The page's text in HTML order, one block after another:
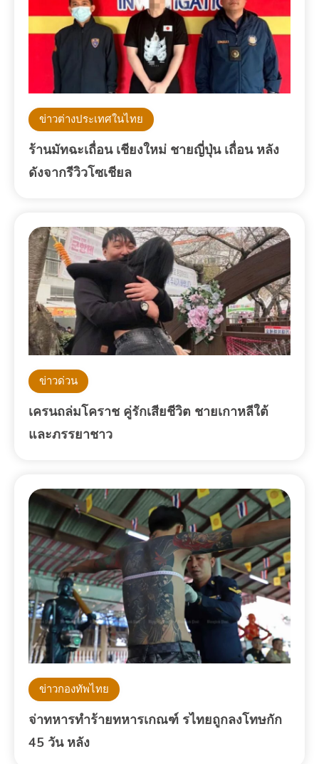
ข่าวต่างประเทศในไทย
ร้านมัทฉะเถื่อน เชียงใหม่ ชายญี่ปุ่น เถื่อน หลัง
ดังจากรีวิวโซเชียล
ข่าวด่วน
เครนถล่มโคราช คู่รักเสียชีวิต ชายเกาหลีใต้
และภรรยาชาว
ข่าวกองทัพไทย
จ่าทหารทำร้ายทหารเกณฑ์ รไทยถูกลงโทษกัก
45 วัน หลัง